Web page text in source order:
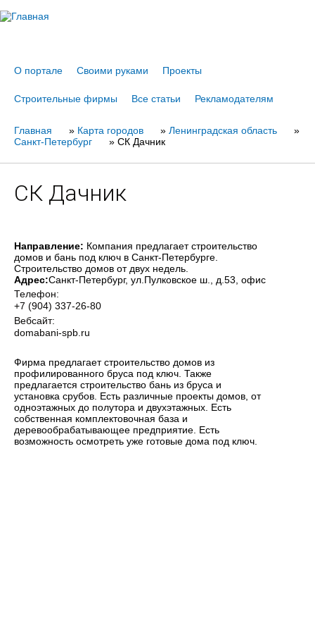
О портале Своими руками Проекты
Строительные фирмы Все статьи Рекламодателям
Вы
Главная » Карта городов » Ленинградская область
»
Санкт-Петербург
» СК Дачник
СК Дачник
Направление: Компания предлагает строительство
домов и бань под ключ в Санкт-Петербурге.
Строительство домов от двух недель.
Адрес:Санкт-Петербург, ул.Пулковское ш., д.53, офис
Телефон:
+7 (904) 337-26-80
Вебсайт:
domabani-spb.ru
Фирма предлагает строительство домов из
профилированного бруса под ключ. Также
предлагается строительство бань из бруса и
установка срубов. Есть различные проекты домов, от
одноэтажных до полутора и двухэтажных. Есть
собственная комплектовочная база и
деревообрабатывающее предприятие. Есть
возможность осмотреть уже готовые дома под ключ.